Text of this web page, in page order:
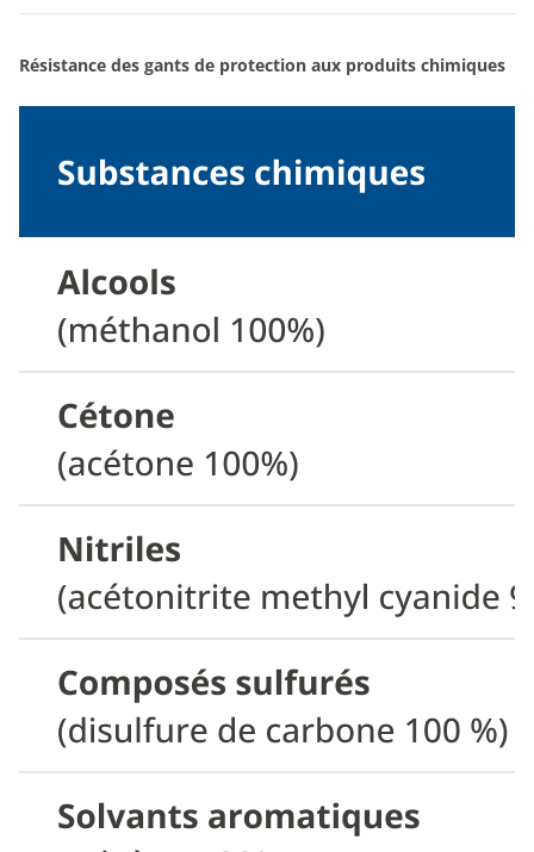
Résistance des gants de protection aux produits chimiques